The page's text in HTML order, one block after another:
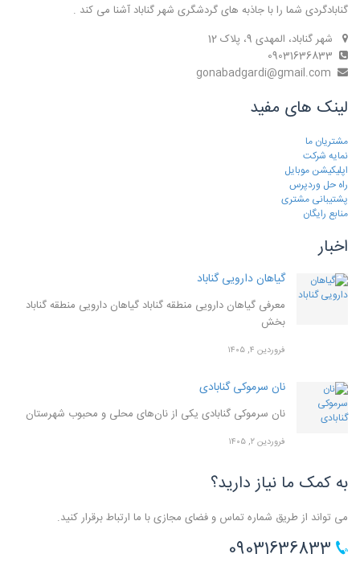
گنابادگردی شما را با جاذبه های گردشگری شهر گناباد آشنا می کند .
شهر گناباد، المهدی 9، پلاک 12
لینک های مفید
مشتریان ما
نمایه شرکت
اپلیکیشن موبایل
راه حل وردپرس
پشتیبانی مشتری
منابع رایگان
اخبار
گیاهان دارویی گناباد
معرفی گیاهان دارویی منطقه گناباد گیاهان دارویی منطقه گناباد
بخش
فروردین ۴, ۱۴۰۵
نان سرموکی گنابادی
نان سرموکی گنابادی یکی از نان‌های محلی و محبوب شهرستان
فروردین ۲, ۱۴۰۵
به کمک ما نیاز دارید؟
می تواند از طریق شماره تماس و فضای مجازی با ما ارتباط برقرار کنید.